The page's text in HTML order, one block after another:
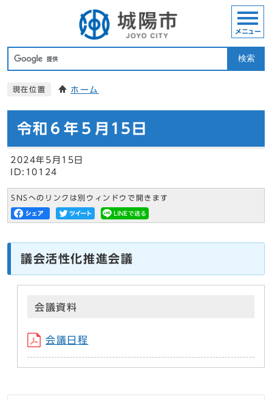
検索
メニュー
現在位置 ホーム
令和６年５月15日
2024年5月15日
ID:10124
SNSへのリンクは別ウィンドウで開きます
議会活性化推進会議
会議資料
会議日程